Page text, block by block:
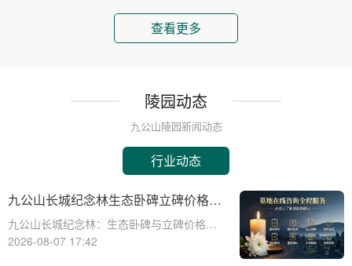
查看更多
陵园动态
九公山陵园新闻动态
行业动态
九公山长城纪念林生态卧碑立碑价格表
详解及活动期赠安葬配套福利解析
九公山长城纪念林：生态卧碑与立碑价格及
活动期赠送配套服务全解析☎ 九公山陵园电
2026-08-07 17:42